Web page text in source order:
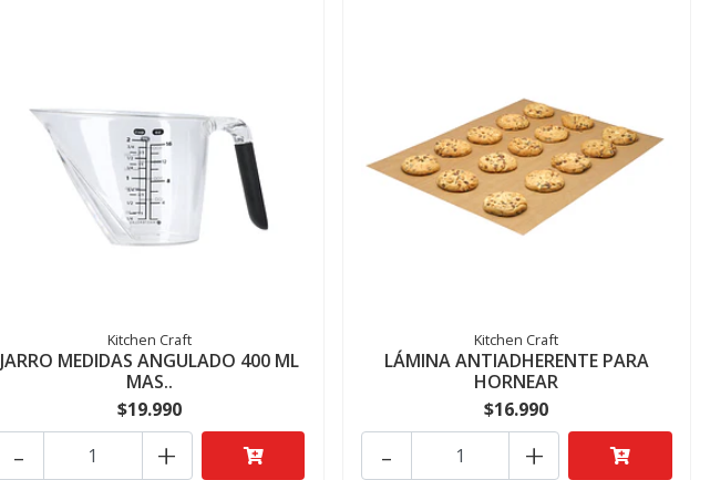
Kitchen Craft
JARRO MEDIDAS ANGULADO 400 ML
MAS..
$19.990
+
-
Kitchen Craft
LÁMINA ANTIADHERENTE PARA
HORNEAR
$16.990
+
-